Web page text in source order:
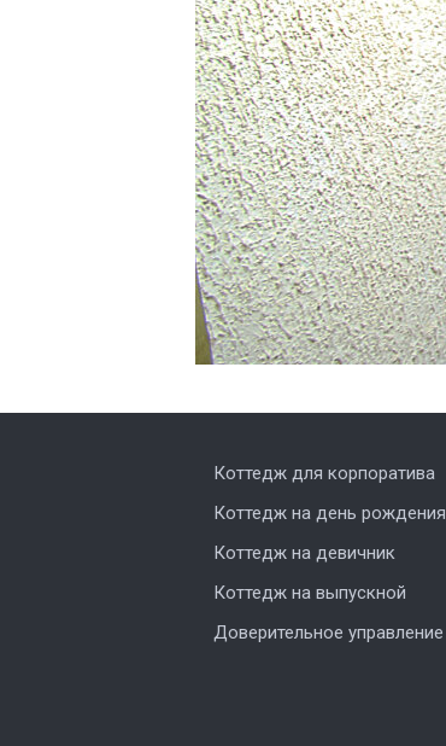
Коттедж для корпоратива
Коттедж на день рождения
Коттедж на девичник
Коттедж на выпускной
Доверительное управление